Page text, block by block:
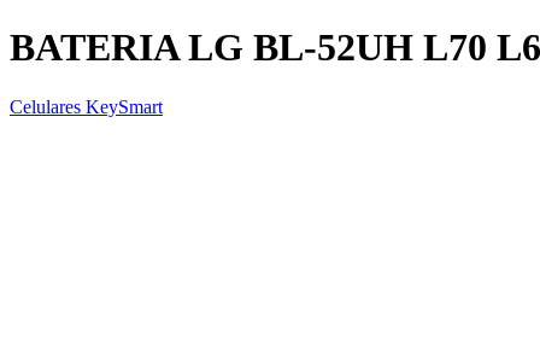
BATERIA LG BL-52UH L70
Celulares KeySmart